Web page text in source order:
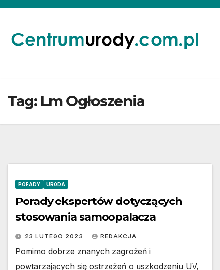
Skip
content
Tag: Lm Ogłoszenia
PORADY URODA
Porady ekspertów dotyczących
stosowania samoopalacza
23 LUTEGO 2023 REDAKCJA
Pomimo dobrze znanych zagrożeń i
powtarzających się ostrzeżeń o uszkodzeniu UV,